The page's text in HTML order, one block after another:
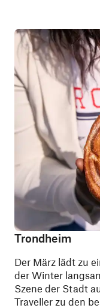
Trondheim
Der März lädt zu
der Winter
Szene der Stadt
Traveller zu den